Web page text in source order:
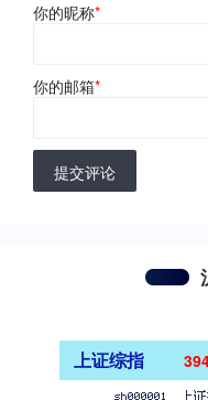
你的昵称*
你的邮箱*
提交评论
上证综指